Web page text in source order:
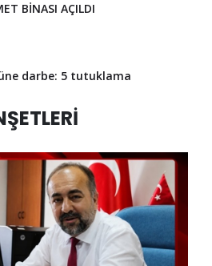
BİNASI AÇILDI
darbe: 5 tutuklama